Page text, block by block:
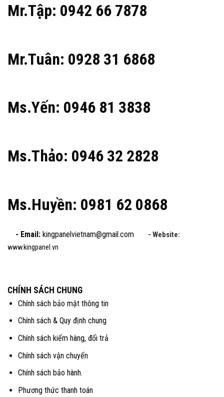
Mr.Tập: 0942 66 7878
Mr.Tuân: 0928 31 6868
Ms.Yến: 0946 81 3838
Ms.Thảo: 0946 32 2828
Ms.Huyền: 0981 62 0868
- Email: kingpanelvietnam@gmail.com - Website:
www.kingpanel.vn
CHÍNH SÁCH CHUNG
Chính sách bảo mật thông tin
Chính sách & Quy định chung
Chính sách kiểm hàng, đổi trả
Chính sách vận chuyển
Chính sách bảo hành.
Phương thức thanh toán